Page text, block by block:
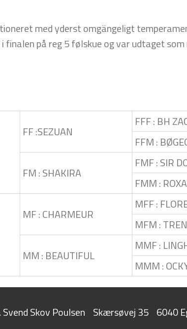
med yderst omgängeligt
i finalen på reg 5 følskue og var udtaget
FF :SEZUAN
FFF : BH
FFM :
FM : SHAKIRA
FMF : SIR
FMM :
MF : CHARMEUR
MFF :
MFM :
MM : BEAUTIFUL
MMF :
MMM :
Skov Poulsen Skærsøvej 35 6040